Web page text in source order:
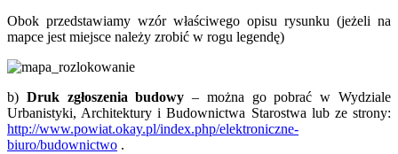
Obok przedstawiamy wzór właściwego opisu rysunku (jeżeli na
mapce jest miejsce należy zrobić w rogu legendę)
b) Druk zgłoszenia budowy – można go pobrać w Wydziale
Urbanistyki, Architektury i Budownictwa Starostwa lub ze strony:
http://www.powiat.okay.pl/index.php/elektroniczne-
biuro/budownictwo .